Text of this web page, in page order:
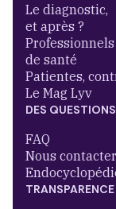
Le diagnostic,
et après ?
Professionnels
de santé
Patientes,
Le Mag Lyv
DES
FAQ
Nous contacter
TRANSPARENCE